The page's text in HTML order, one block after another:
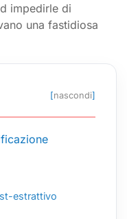
impedirle di
una fastidiosa
[nascondi]
estrattivo